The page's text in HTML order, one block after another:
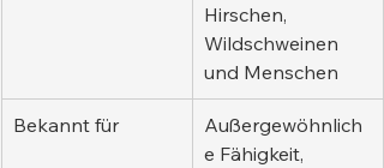
Hirschen,
Wildschweinen
und Menschen
Bekannt für
Außergewöhnlich
e Fähigkeit,